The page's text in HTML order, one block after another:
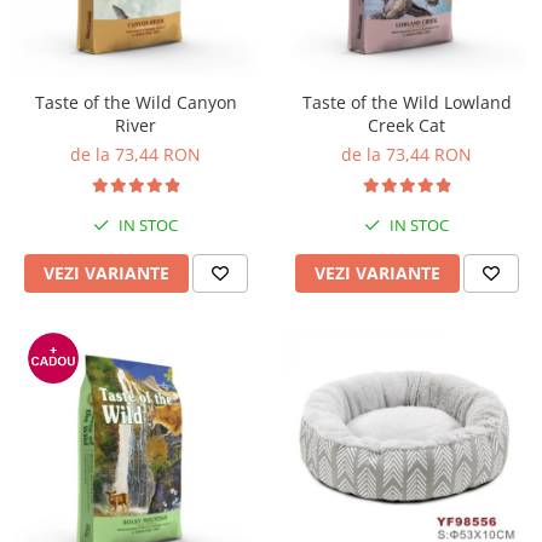
Brit Care
Pro Plan
Dog Food
Hill's
Josera
Dog Chow
Hrana Umeda Caini
Taste of the Wild
Inaba Churu
Brit Premium
Orijen
Pro Plan
Applaws
Cat Chow
Royal Canin
Applaws
BonaCibo
Ciao Inaba
Taste of the Wild Canyon
River
de la 73,44 RON
IN STOC
VEZI VARIANTE
Taste of the Wild Lowland
Creek Cat
de la 73,44 RON
IN STOC
VEZI VARIANTE